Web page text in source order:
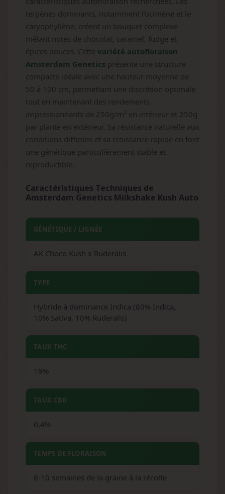
terpènes dominants, notamment l'ocimène et le
caryophyllène, créent un bouquet complexe
mêlant notes de chocolat, caramel, fudge et
épices douces. Cette variété autofloraison
Amsterdam Genetics présente une structure
compacte idéale avec une hauteur moyenne de
50 à 100 cm, permettant une discrétion optimale
tout en maintenant des rendements
impressionnants de 250g/m² en intérieur et 250g
par plante en extérieur. Sa résistance naturelle aux
conditions difficiles et sa croissance rapide en font
une génétique particulièrement stable et
reproductible.
Caractéristiques Techniques de
Amsterdam Genetics Milkshake Kush Auto
GÉNÉTIQUE / LIGNÉE
AK Choco Kush x Ruderalis
TYPE
Hybride à dominance Indica (80% Indica,
10% Sativa, 10% Ruderalis)
TAUX THC
19%
TAUX CBD
0,4%
TEMPS DE FLORAISON
8-10 semaines de la graine à la récolte